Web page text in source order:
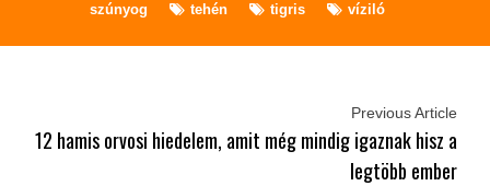
szúnyog tehén tigris víziló
Previous Article
12 hamis orvosi hiedelem, amit még mindig igaznak hisz a
legtöbb ember